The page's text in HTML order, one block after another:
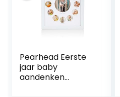
Pearhead Eerste
jaar baby
aandenken